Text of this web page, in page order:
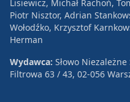
Lisiewicz, Michał Rachoń,
Piotr Nisztor, Adrian
Wołodźko, Krzysztof
Herman
Wydawca: Słowo Niezależne
Filtrowa 63 / 43, 02-056